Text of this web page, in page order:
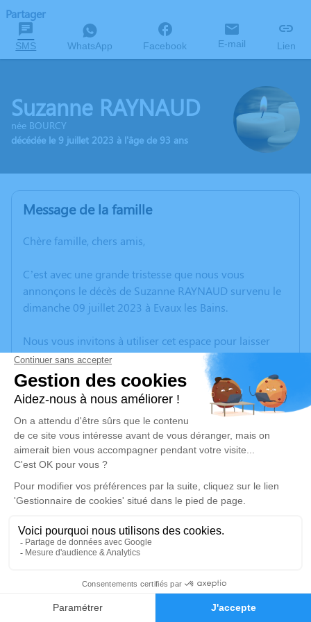
Faire-part Hommages
Partager
SMS WhatsApp Facebook E-mail Lien
Suzanne RAYNAUD
née BOURCY
décédée le 9 juillet 2023 à l'âge de 93 ans
Message de la famille
Chère famille, chers amis,
C’est avec une grande tristesse que nous vous
annonçons le décès de Suzanne RAYNAUD survenu le
dimanche 09 juillet 2023 à Evaux les Bains.
Nous vous invitons à utiliser cet espace pour laisser
vos condoléances, partager des photos souvenirs, une
anecdote ou exprimer vos pensées à travers des
poèmes ou des textes. Cet endroit est un lieu
d'expression dédié à honorer la mémoire de Suzanne
RAYNAUD.
Un service de plantation d’arbre hommage est
disponible ici.
Je rends hommage
Cérémonie religieuse
Église de Évaux-les-Bains
23110 Évaux-les-Bains